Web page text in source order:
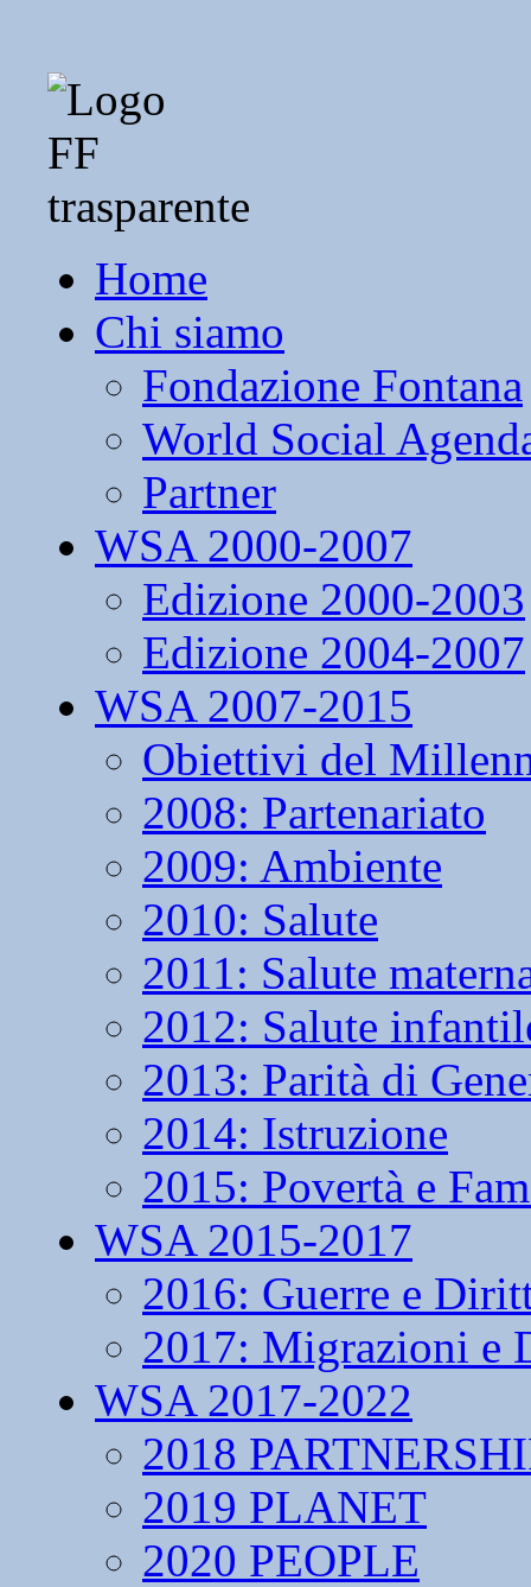
Home
Chi siamo
Fondazione Fontana
World Social
Partner
WSA 2000-2007
Edizione 2000-2003
Edizione 2004-2007
WSA 2007-2015
Obiettivi del
2008: Partenariato
2009: Ambiente
2010: Salute
2011: Salute
2012: Salute
2013: Parità di
2014: Istruzione
2015: Povertà e
WSA 2015-2017
2016: Guerre e
2017: Migrazioni e
WSA 2017-2022
2018
2019 PLANET
2020 PEOPLE